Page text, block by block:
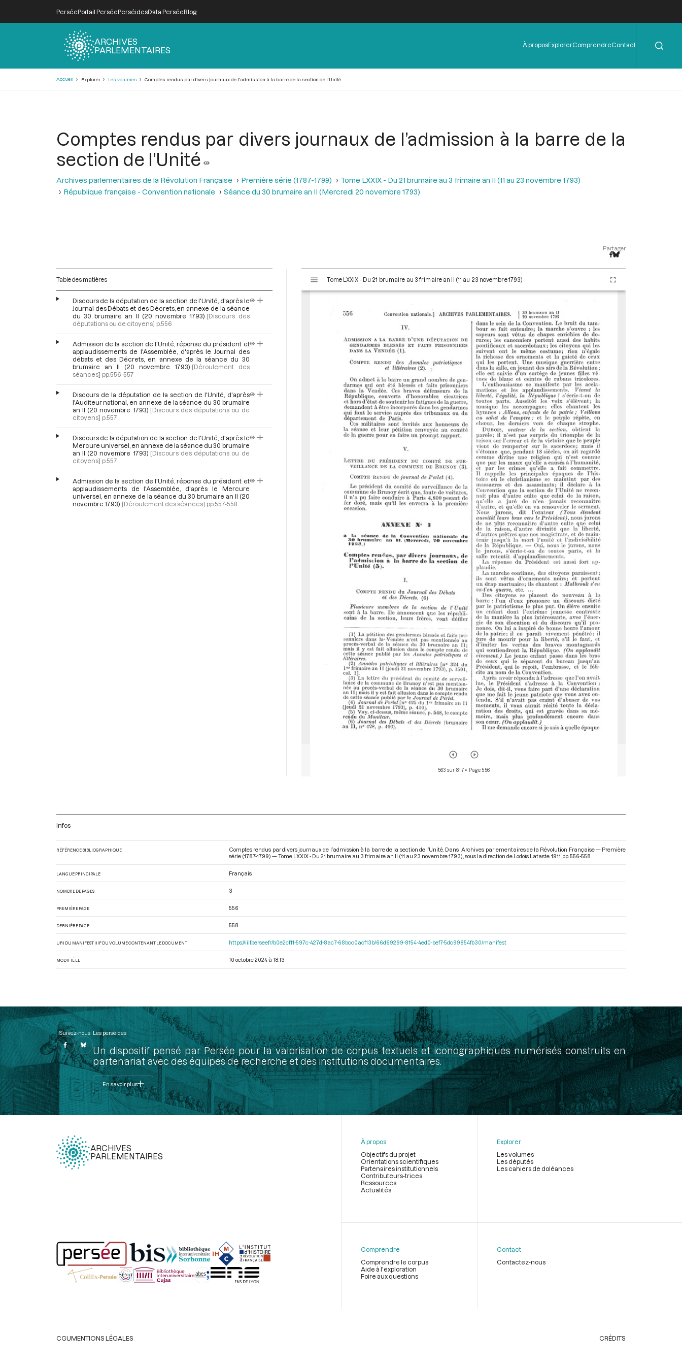
PerséePortail PerséePerséidesData PerséeBlog
ARCHIVES
PARLEMENTAIRES
Menu
de
À proposExplorerComprendreContact
Accueil Explorer Les volumes Comptes rendus par divers journaux de l’admission à la barre de la section de l’Unité
Comptes rendus par divers journaux de l’admission à la barre de la
section de l’Unité
Archives parlementaires de la Révolution Française Première série (1787-1799)
Tome LXXIX - Du 21 brumaire au 3 frimaire an II (11 au 23 novembre 1793)
République française - Convention nationale
Séance du 30 brumaire an II (Mercredi 20 novembre 1793)
Partager
Table des matières
Discours de la députation de la section de l'Unité, d'après le
Journal des Débats et des Décrets, en annexe de la séance
du 30 brumaire an II (20 novembre 1793) [Discours des
députations ou de citoyens] p.556
Admission de la section de l'Unité, réponse du président et
applaudissements de l'Assemblée, d'après le Journal des
débats et des Décrets, en annexe de la séance du 30
brumaire an II (20 novembre 1793) [Déroulement des
séances] pp.556-557
Discours de la députation de la section de l'Unité, d'après
l'Auditeur national, en annexe de la séance du 30 brumaire
an II (20 novembre 1793) [Discours des députations ou de
citoyens] p.557
Discours de la députation de la section de l'Unité, d'après le
Mercure universel, en annexe de la séance du 30 brumaire
an II (20 novembre 1793) [Discours des députations ou de
citoyens] p.557
Admission de la section de l'Unité, réponse du président et
applaudissements de l'Assemblée, d'après le Mercure
universel, en annexe de la séance du 30 brumaire an II (20
novembre 1793) [Déroulement des séances] pp.557-558
s
Tome LXXIX - Du 21 brumaire au 3 frimaire an II (11 au 23 novembre 1793)
563 sur 817• Page 556
Infos
RÉFÉRENCE BIBLIOGRAPHIQUE
Comptes rendus par divers journaux de l’admission à la barre de la section de l’Unité. Dans : Archives parlementaires de la Révolution Française — Première
série (1787-1799) — Tome LXXIX - Du 21 brumaire au 3 frimaire an II (11 au 23 novembre 1793) , sous la direction de Lodoïs Lataste. 1911. pp. 556-558.
LANGUE PRINCIPALE Français
NOMBRE DE PAGES 3
PREMIÈRE PAGE 556
DERNIÈRE PAGE 558
URI DU MANIFEST IIIF DU VOLUME CONTENANT LE DOCUMENT https://iiif.persee.fr/b0e2cf11-597c-427d-8ac7-68bcc0acf13b/66d69299-8154-4ed0-bef7-5dc99854fb30/manifest
MODIFIÉ LE 10 octobre 2024 à 18:13
Suivez-nous Les perséides
Un dispositif pensé par Persée pour la valorisation de corpus textuels et iconographiques numérisés construits en
partenariat avec des équipes de recherche et des institutions documentaires.
En savoir plus
ARCHIVES
PARLEMENTAIRES
page
À propos
Objectifs du projet
Orientations scientifiques
Partenaires institutionnels
Contributeurs-trices
Ressources
Actualités
Explorer
Les volumes
Les députés
Les cahiers de doléances
Comprendre
Comprendre le corpus
Aide à l'exploration
Foire aux questions
Contact
Contactez-nous
Légal
CGUMENTIONS LÉGALES CRÉDITS